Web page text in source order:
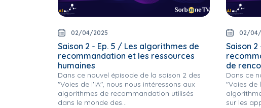
02/04/2025
Saison 2 - Ep. 5 / Les algorithmes de
recommandation et les ressources
humaines
Dans ce nouvel épisode de la saison 2 des
"Voies de l'IA", nous nous intéressons aux
algorithmes de recommandation utilisés
dans le monde des...
02/04/
Saison
de
Dans ce
"Voies de
sur les